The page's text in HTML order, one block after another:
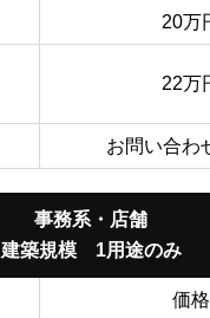
20万
22万
お問い合わ
事務系・店舗
建築規模 1用途のみ
価格